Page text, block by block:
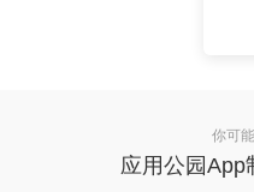
你可
应用公园App